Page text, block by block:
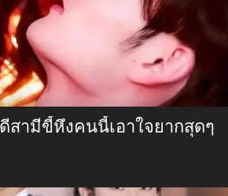
สามีขี้หึงคนนี้เอาใจยากสุดๆ